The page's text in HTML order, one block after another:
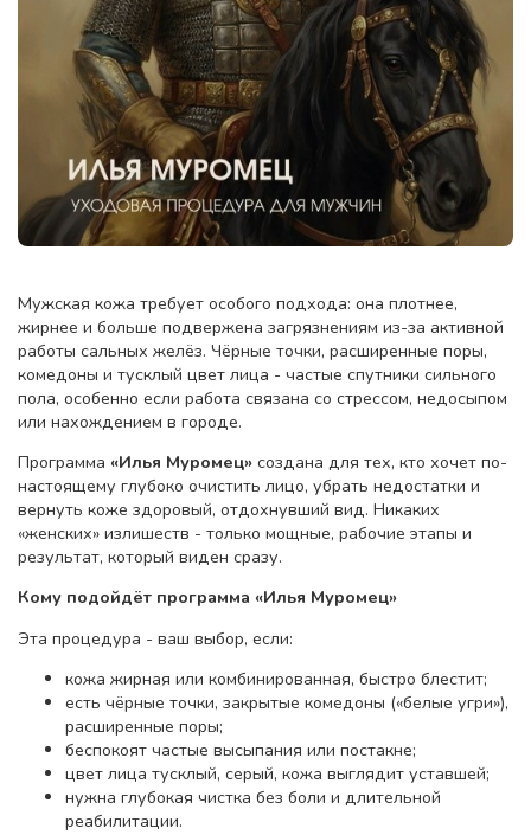
Мужская кожа требует особого подхода: она плотнее,
жирнее и больше подвержена загрязнениям из-за активной
работы сальных желёз. Чёрные точки, расширенные поры,
комедоны и тусклый цвет лица - частые спутники сильного
пола, особенно если работа связана со стрессом, недосыпом
или нахождением в городе.
Программа «Илья Муромец» создана для тех, кто хочет по-
настоящему глубоко очистить лицо, убрать недостатки и
вернуть коже здоровый, отдохнувший вид. Никаких
«женских» излишеств - только мощные, рабочие этапы и
результат, который виден сразу.
Кому подойдёт программа «Илья Муромец»
Эта процедура - ваш выбор, если:
кожа жирная или комбинированная, быстро блестит;
есть чёрные точки, закрытые комедоны («белые угри»),
расширенные поры;
беспокоят частые высыпания или постакне;
цвет лица тусклый, серый, кожа выглядит уставшей;
нужна глубокая чистка без боли и длительной
реабилитации.